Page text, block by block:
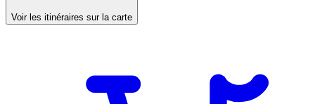
Voir les itinéraires sur la carte